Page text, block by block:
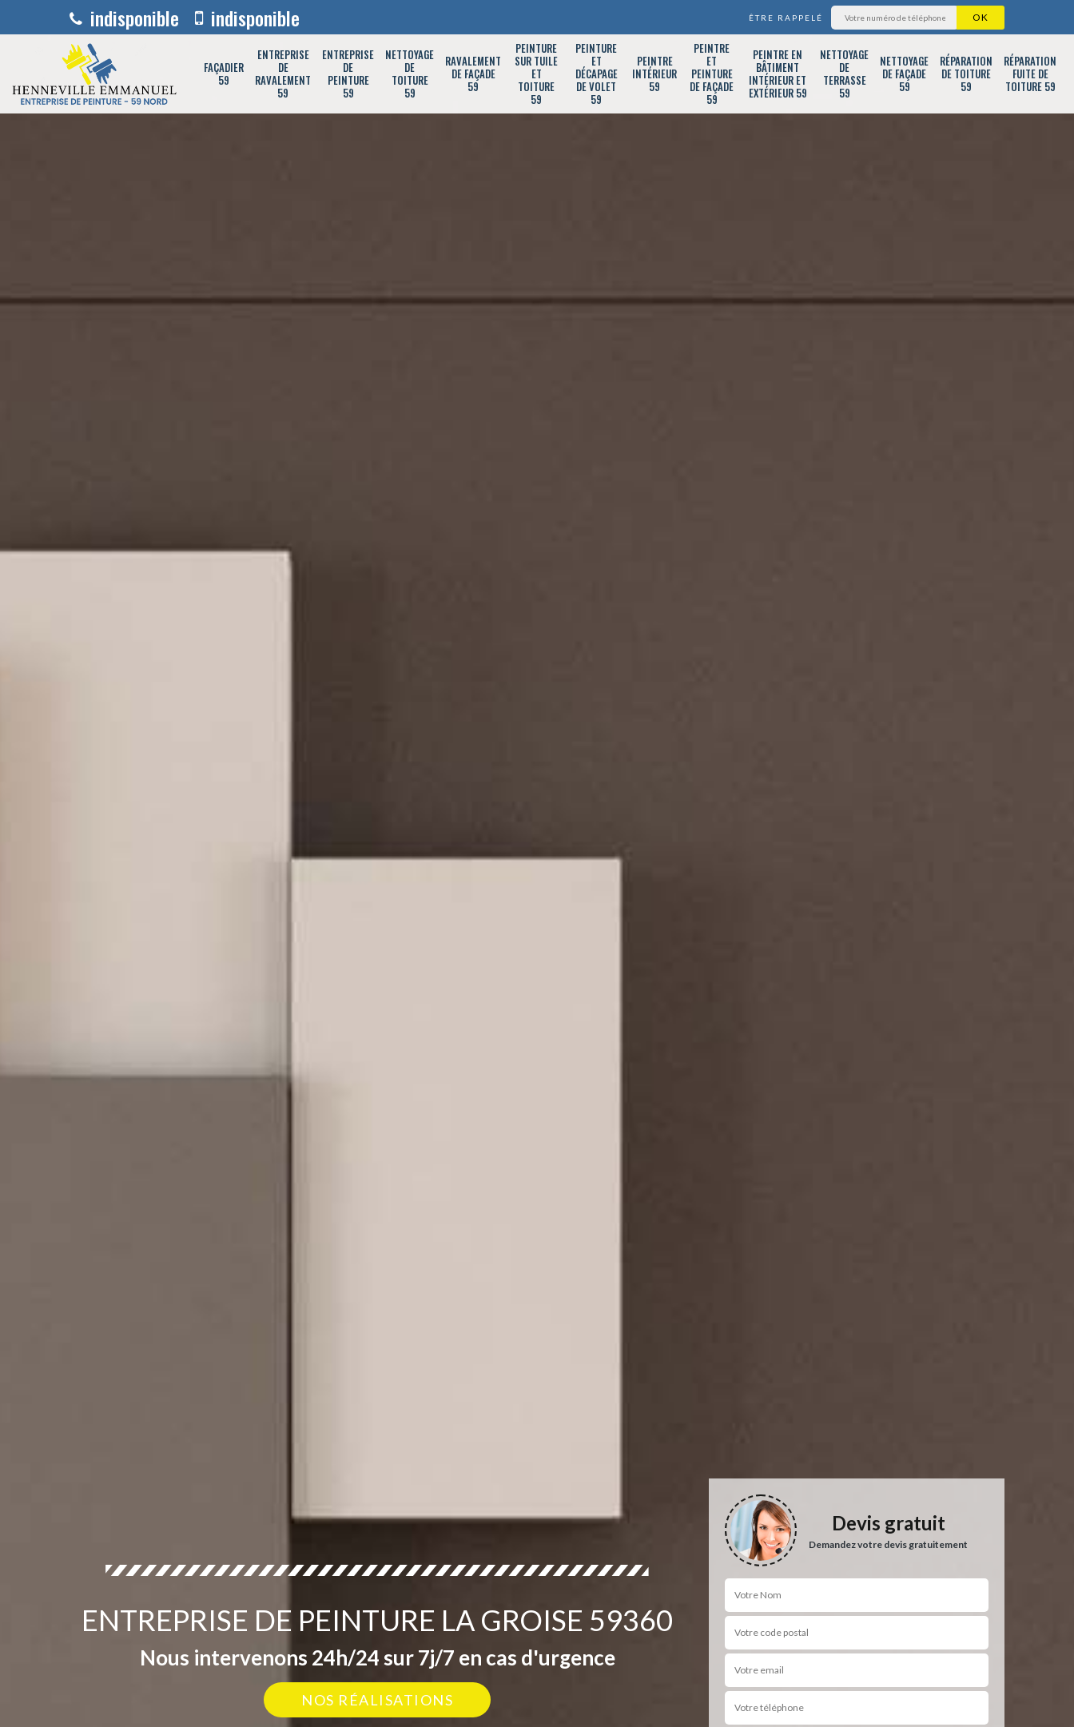
indisponible indisponible ÊTRE RAPPELÉ
FAÇADIER
59
ENTREPRISE
DE
RAVALEMENT
59
ENTREPRISE
DE
PEINTURE
59
NETTOYAGE
DE
TOITURE
59
RAVALEMENT
DE FAÇADE
59
PEINTURE
SUR TUILE
ET
TOITURE
59
PEINTURE
ET
DÉCAPAGE
DE VOLET
59
PEINTRE
INTÉRIEUR
59
PEINTRE
ET
PEINTURE
DE FAÇADE
59
PEINTRE EN
BÂTIMENT
INTÉRIEUR ET
EXTÉRIEUR 59
NETTOYAGE
DE
TERRASSE
59
NETTOYAGE
DE FAÇADE
59
RÉPARATION
DE TOITURE
59
RÉPARATION
FUITE DE
TOITURE 59
ENTREPRISE DE PEINTURE LA GROISE 59360
Nous intervenons 24h/24 sur 7j/7 en cas d'urgence
NOS RÉALISATIONS
Devis gratuit
Demandez votre devis gratuitement